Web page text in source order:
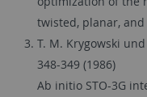
twisted, planar,
T. M. Krygowski
348-349 (1986)
Ab initio STO-3G